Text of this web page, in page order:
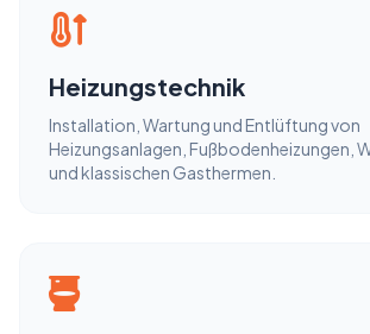
Heizungstechnik
Installation, Wartung und Entlüftung von
Heizungsanlagen, Fußbodenheizungen,
und klassischen Gasthermen.